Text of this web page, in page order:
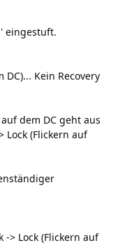
eingestuft.
DC)... Kein Recovery
dem DC geht aus
Lock (Flickern auf
-> Lock (Flickern auf